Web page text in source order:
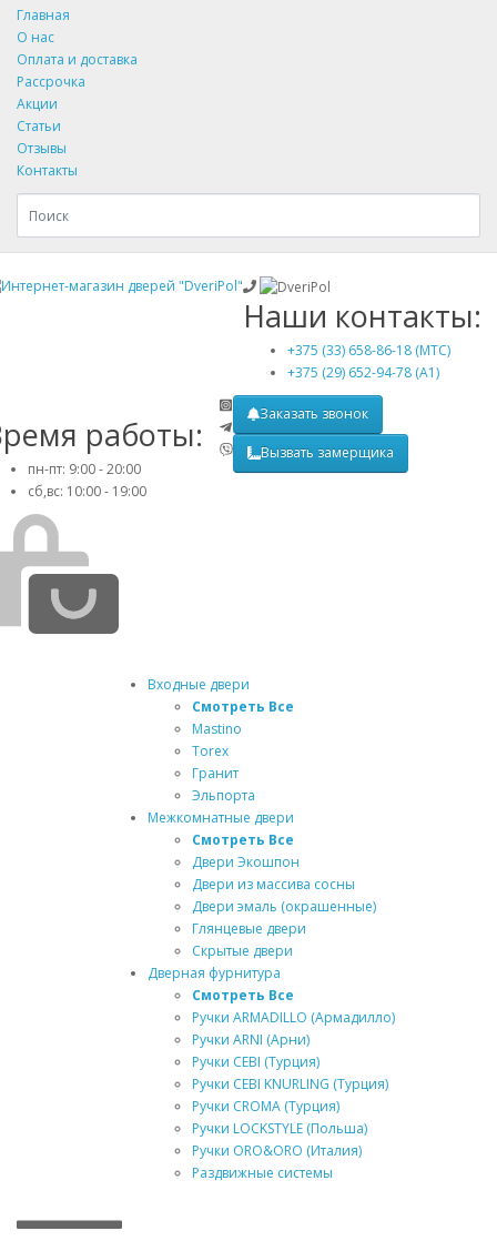
Главная
О нас
Оплата и доставка
Рассрочка
Акции
Статьи
Отзывы
Контакты
Наши контакты:
+375 (33) 658-86-18 (МТС)
+375 (29) 652-94-78 (A1)
работы:
пн-пт: 9:00 - 20:00
сб,вс: 10:00 - 19:00
Заказать звонок
Вызвать замерщика
Входные двери
Смотреть Все
Mastino
Torex
Гранит
Эльпорта
Межкомнатные двери
Смотреть Все
Двери Экошпон
Двери из массива сосны
Двери эмаль (окрашенные)
Глянцевые двери
Скрытые двери
Дверная фурнитура
Смотреть Все
Ручки ARMADILLO (Армадилло)
Ручки ARNI (Арни)
Ручки CEBI (Турция)
Ручки CEBI KNURLING (Турция)
Ручки CROMA (Турция)
Ручки LOCKSTYLE (Польша)
Ручки ORO&ORO (Италия)
Раздвижные системы